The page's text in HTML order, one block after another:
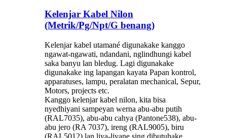
Kelenjar Kabel Nilon
(Metrik/Pg/Npt/G benang)
Kelenjar kabel utamané digunakake kanggo
ngawat-ngawati, ndandani, nglindhungi kabel
saka banyu lan bledug. Lagi digunakake
digunakake ing lapangan kayata Papan kontrol,
apparatuses, lampu, peralatan mechanical, Sepur,
Motors, projects etc.
Kanggo kelenjar kabel nilon, kita bisa
nyedhiyani sampeyan werna abu-abu putih
(RAL7035), abu-abu cahya (Pantone538), abu-
abu jero (RA 7037), ireng (RAL9005), biru
(RAL5012) lan liya-liyane sing dibutuhake.